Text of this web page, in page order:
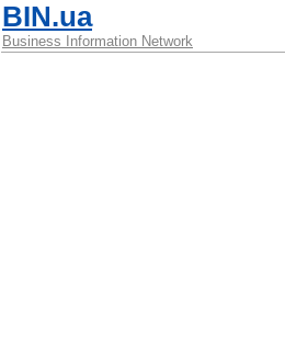
BIN.ua
Business Information Network